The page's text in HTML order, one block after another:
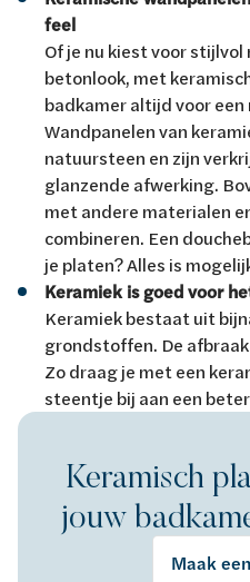
feel
Of je nu kiest voor
betonlook, met
badkamer altijd voor
Wandpanelen van
natuursteen en zijn
glanzende afwerking.
met andere materialen
combineren. Een
je platen? Alles is
Keramiek is goed voor
Keramiek bestaat uit
grondstoffen. De
Zo draag je met een
steentje bij aan een
Keramisch
jouw
Maak